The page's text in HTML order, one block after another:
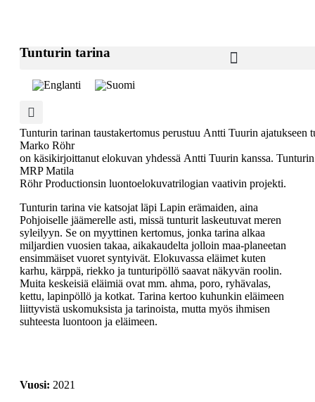
Tunturin tarina
Tunturin tarinan taustakertomus perustuu Antti Tuurin ajatukseen
Marko Röhr
on käsikirjoittanut elokuvan yhdessä Antti Tuurin kanssa.
MRP Matila
Röhr Productionsin luontoelokuvatrilogian vaativin projekti.
Tunturin tarina vie katsojat läpi Lapin erämaiden, aina
Pohjoiselle jäämerelle asti, missä tunturit laskeutuvat meren
syleilyyn. Se on myyttinen kertomus, jonka tarina alkaa
miljardien vuosien takaa, aikakaudelta jolloin maa-planeetan
ensimmäiset vuoret syntyivät. Elokuvassa eläimet kuten
karhu, kärppä, riekko ja tunturipöllö saavat näkyvän roolin.
Muita keskeisiä eläimiä ovat mm. ahma, poro, ryhävalas,
kettu, lapinpöllö ja kotkat. Tarina kertoo kuhunkin eläimeen
liittyvistä uskomuksista ja tarinoista, mutta myös ihmisen
suhteesta luontoon ja eläimeen.
2021